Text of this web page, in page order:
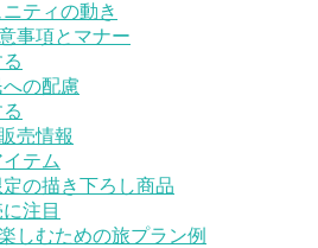
ティの動き
事項とマナー
の配慮
売情報
テム
の描き下ろし商品
注目
しむための旅プラン例